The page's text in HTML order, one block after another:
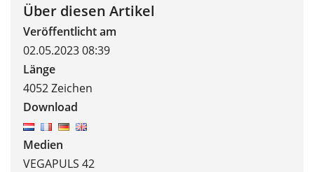
Über diesen Artikel
Veröffentlicht am
02.05.2023 08:39
Länge
4052 Zeichen
Download
Medien
VEGAPULS 42